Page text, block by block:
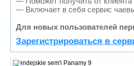
— Включает в себя сервис
Для новых пользователей
Зарегистрироваться в